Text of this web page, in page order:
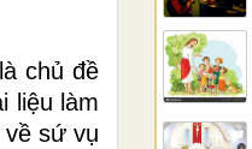
là chủ đề
liệu làm
sứ vụ